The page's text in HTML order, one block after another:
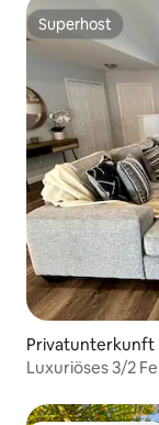
Superhost
Superhost
Privatunterkunft
Luxuriöses 3/2